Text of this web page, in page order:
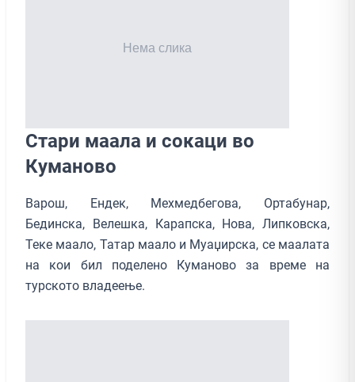
Стари маалa и сокаци во
Куманово
Варош, Ендек, Мехмедбегова, Ортабунар,
Бединска, Велешка, Карапска, Нова, Липковска,
Теке маало, Татар маало и Муаџирска, се маалата
на кои бил поделено Куманово за време на
турското владеење.